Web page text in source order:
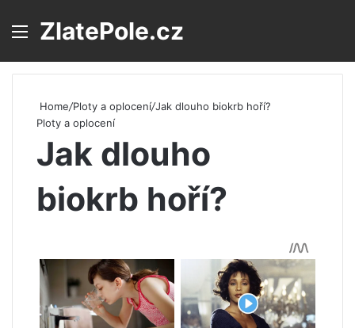
Menu
ZlatePole.cz
Home/Ploty a oplocení/Jak dlouho biokrb hoří?
Ploty a oplocení
Jak dlouho
biokrb hoří?